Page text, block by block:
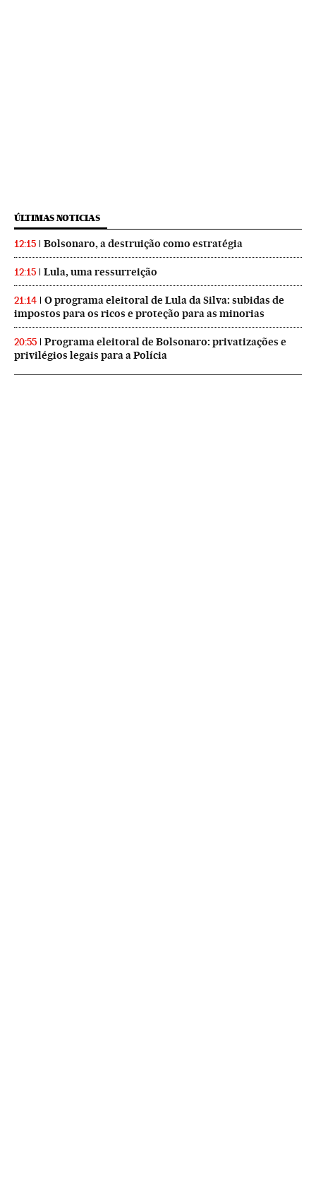
ÚLTIMAS NOTICIAS
12:15 Bolsonaro, a destruição como estratégia
12:15 Lula, uma ressurreição
21:14
O programa eleitoral de Lula da Silva: subidas de
impostos para os ricos e proteção para as minorias
20:55
Programa eleitoral de Bolsonaro: privatizações e
privilégios legais para a Polícia